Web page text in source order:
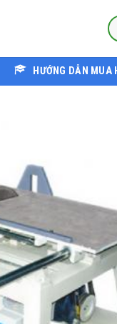
HƯỚNG DẪN MUA